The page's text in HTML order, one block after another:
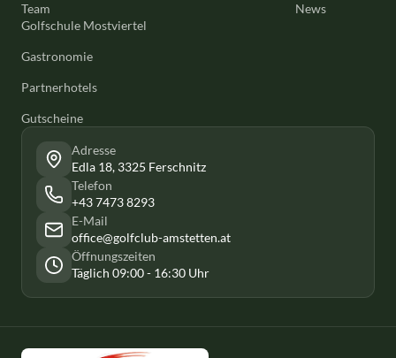
Team
News
Golfschule Mostviertel
Gastronomie
Partnerhotels
Gutscheine
Adresse
Edla 18, 3325 Ferschnitz
Telefon
+43 7473 8293
E-Mail
office@golfclub-amstetten.at
Öffnungszeiten
Täglich 09:00 - 16:30 Uhr